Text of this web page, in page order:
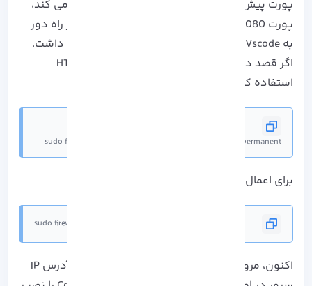
پورت پیش فرضی که Code server از آن استفاده می کند،
پورت 8080 می باشد. توجه کنید برای دسترسی از راه دور
به Vscode نیاز به باز کردن آن در فایروال خواهید داشت.
اگر قصد دارید از نام دامنه ای بر روی HTTP/HTTPS
استفاده کنید، پورت های 80 و 443 را نیز باز کنید:
sudo firewall-cmd --add-port={8080,80,443}/tcp --permanent
برای اعمال تغییرات، فایروال را refresh کنید:
sudo firewall-cmd --reload
اکنون، مرورگر وب مورد نیاز را باز کرده و آن را به آدرس IP